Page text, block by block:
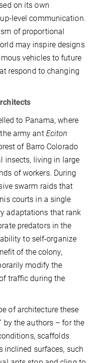
on its own
level communication.
of proportional
may inspire designs
vehicles to future
respond to changing
to Panama, where
army ant Eciton
of Barro Colorado
insects, living in large
of workers. During
swarm raids that
courts in a single
adaptations that rank
predators in the
to self-organize
of the colony,
modify the
traffic during the
of architecture these
by the authors – for the
scaffolds
inclined surfaces, such